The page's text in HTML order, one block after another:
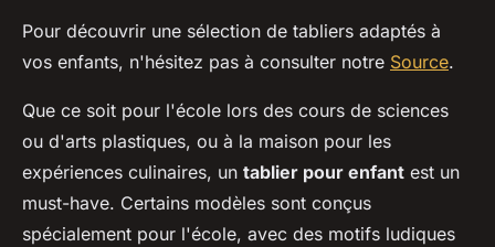
Pour découvrir une sélection de tabliers adaptés à
vos enfants, n'hésitez pas à consulter notre Source.
Que ce soit pour l'école lors des cours de sciences
ou d'arts plastiques, ou à la maison pour les
expériences culinaires, un tablier pour enfant est un
must-have. Certains modèles sont conçus
spécialement pour l'école, avec des motifs ludiques